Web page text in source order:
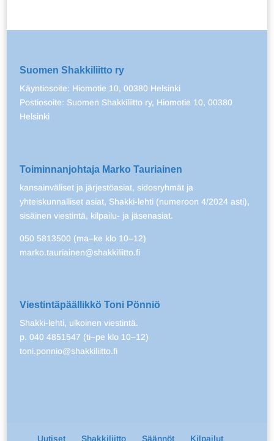
Suomen Shakkiliitto ry
Käyntiosoite: Hiomotie 10, 00380 Helsinki
Postiosoite: Suomen Shakkiliitto ry, Hiomotie 10, 00380
Helsinki
Toiminnanjohtaja Marko Tauriainen
kansainväliset ja järjestöasiat, sidosryhmät ja
yhteiskunnalliset asiat, Shakki-lehti (numeroon 4/2024 asti),
sisäinen viestintä, kilpailu- ja jäsenasiat.
050 5813500 (ma–ke klo 10–12)
marko.tauriainen@shakkiliitto.fi
Viestintäpäällikkö Toni Pönniö
Shakki-lehti, ulkoinen viestintä.
p. 040 4851547 (ti–pe klo 10–12)
toni.ponnio@shakkiliitto.fi
Uutiset Shakkiliitto Säännöt Kilpailut